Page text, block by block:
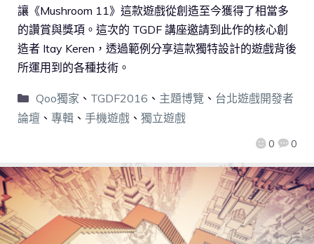
0 0
讓《Mushroom 11》這款遊戲從創造至今獲得了相當多
的讚賞與獎項。這次的 TGDF 講座邀請到此作的核心創
造者 Itay Keren，透過範例分享這款獨特設計的遊戲背後
所運用到的各種技術。
Qoo獨家 、 TGDF2016 、 主題博覽 、 台北遊戲開發者
論壇 、 專輯 、 手機遊戲 、 獨立遊戲